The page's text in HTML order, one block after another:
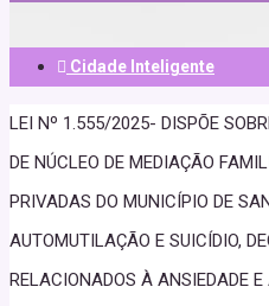
Cidade Inteligente
LEI Nº 1.555/2025- DISPÕE
DE NÚCLEO DE MEDIAÇÃO
PRIVADAS DO MUNICÍPIO DE
AUTOMUTILAÇÃO E SUICÍDIO,
RELACIONADOS À ANSIEDADE E